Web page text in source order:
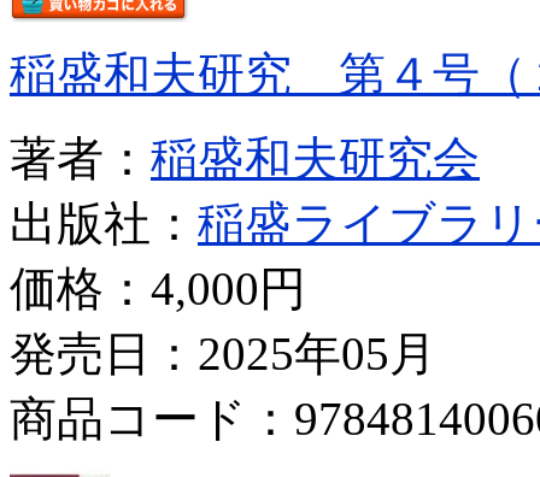
稲盛和夫研究 第４号（
著者： 稲盛和夫研究会
出版社： 稲盛ライブラ
価格： 4,000円
発売日：2025年05月
商品コード：